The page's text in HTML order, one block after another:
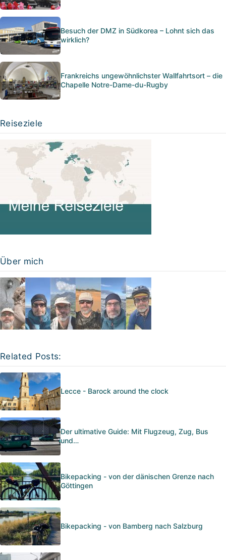
Besuch der DMZ in Südkorea – Lohnt sich das
wirklich?
Frankreichs ungewöhnlichster Wallfahrtsort – die
Chapelle Notre-Dame-du-Rugby
Reiseziele
Über mich
Related Posts:
Lecce - Barock around the clock
Der ultimative Guide: Mit Flugzeug, Zug, Bus
und…
Bikepacking - von der dänischen Grenze nach
Göttingen
Bikepacking - von Bamberg nach Salzburg